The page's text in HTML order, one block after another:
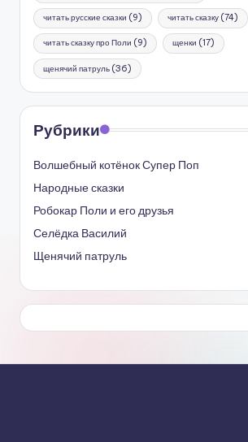
читать русские сказки (9) читать сказку(74)
читать сказку про Поли (9) щенки (17)
щенячий патруль (36)
Рубрики
Волшебный котёнок Супер Поп
Народные сказки
Робокар Поли и его друзья
Селёдка Василий
Щенячий патруль